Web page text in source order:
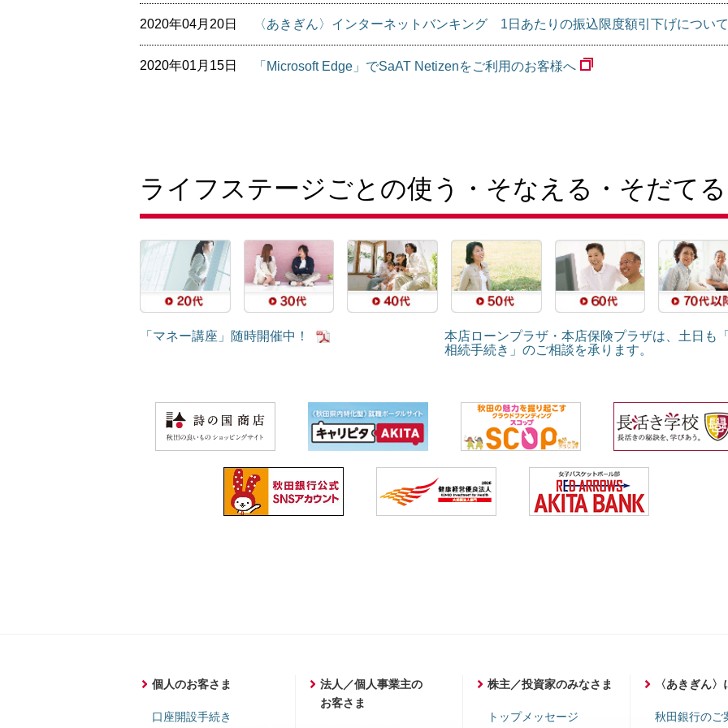
2020年04月20日 〈あきぎん〉インターネットバンキング 1日あたりの振込限度額引下げについて
2020年01月15日 「Microsoft Edge」でSaAT Netizenをご利用のお客様へ
ライフステージごとの使う・そなえる・そだてる
「マネー講座」随時開催中！
本店ローンプラザ・本店保険プラザは、土日も
相続手続き」のご相談を承ります。
個人のお客さま
口座開設手続き
法人／個人事業主の
お客さま
株主／投資家のみなさま
トップメッセージ
〈あきぎん
秋田銀行のご